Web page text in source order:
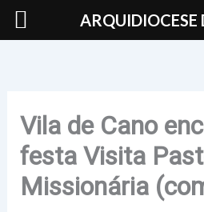
Skip
Vila de Cano
festa Visita
Missionária
ARQUIDIOCESE